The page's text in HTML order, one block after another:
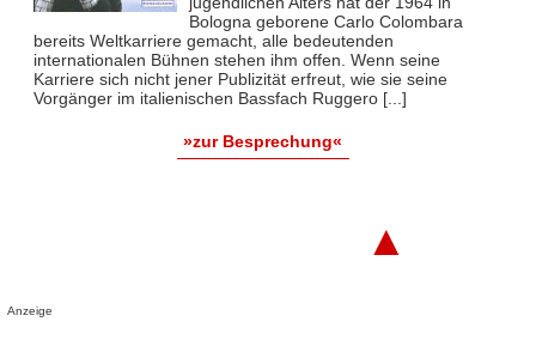
Bologna geborene Carlo Colombara
bereits Weltkarriere gemacht, alle bedeutenden
internationalen Bühnen stehen ihm offen. Wenn seine
Karriere sich nicht jener Publizität erfreut, wie sie seine
Vorgänger im italienischen Bassfach Ruggero [...]
»zur Besprechung«
▲
Anzeige